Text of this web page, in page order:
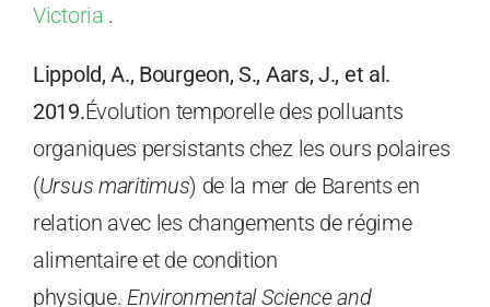
Victoria .
Lippold, A., Bourgeon, S., Aars, J., et al.
2019.Évolution temporelle des polluants
organiques persistants chez les ours polaires
(Ursus maritimus) de la mer de Barents en
relation avec les changements de régime
alimentaire et de condition
physique. Environmental Science and